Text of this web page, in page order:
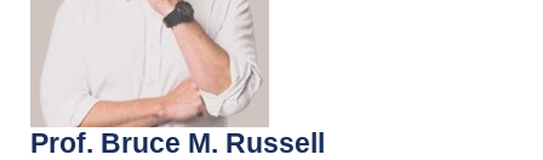
Prof. Bruce M. Russell